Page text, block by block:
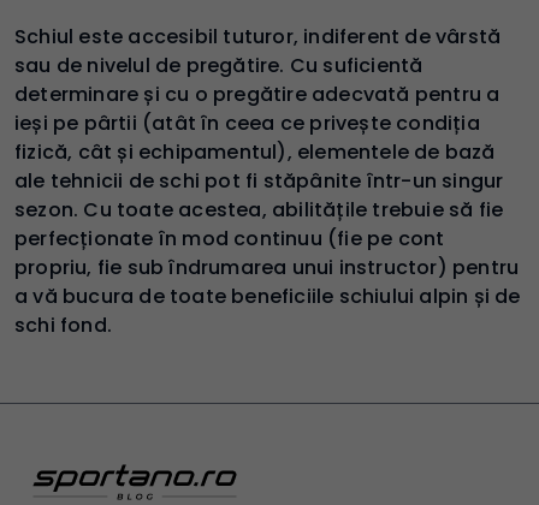
Schiul este accesibil tuturor, indiferent de vârstă
sau de nivelul de pregătire. Cu suficientă
determinare și cu o pregătire adecvată pentru a
ieși pe pârtii (atât în ceea ce privește condiția
fizică, cât și echipamentul), elementele de bază
ale tehnicii de schi pot fi stăpânite într-un singur
sezon. Cu toate acestea, abilitățile trebuie să fie
perfecționate în mod continuu (fie pe cont
propriu, fie sub îndrumarea unui instructor) pentru
a vă bucura de toate beneficiile schiului alpin și de
schi fond.